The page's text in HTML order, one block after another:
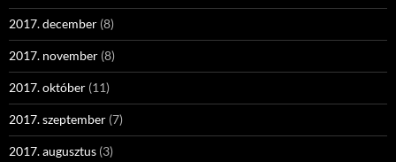
2017. december (8)
2017. november (8)
2017. október (11)
2017. szeptember (7)
2017. augusztus (3)